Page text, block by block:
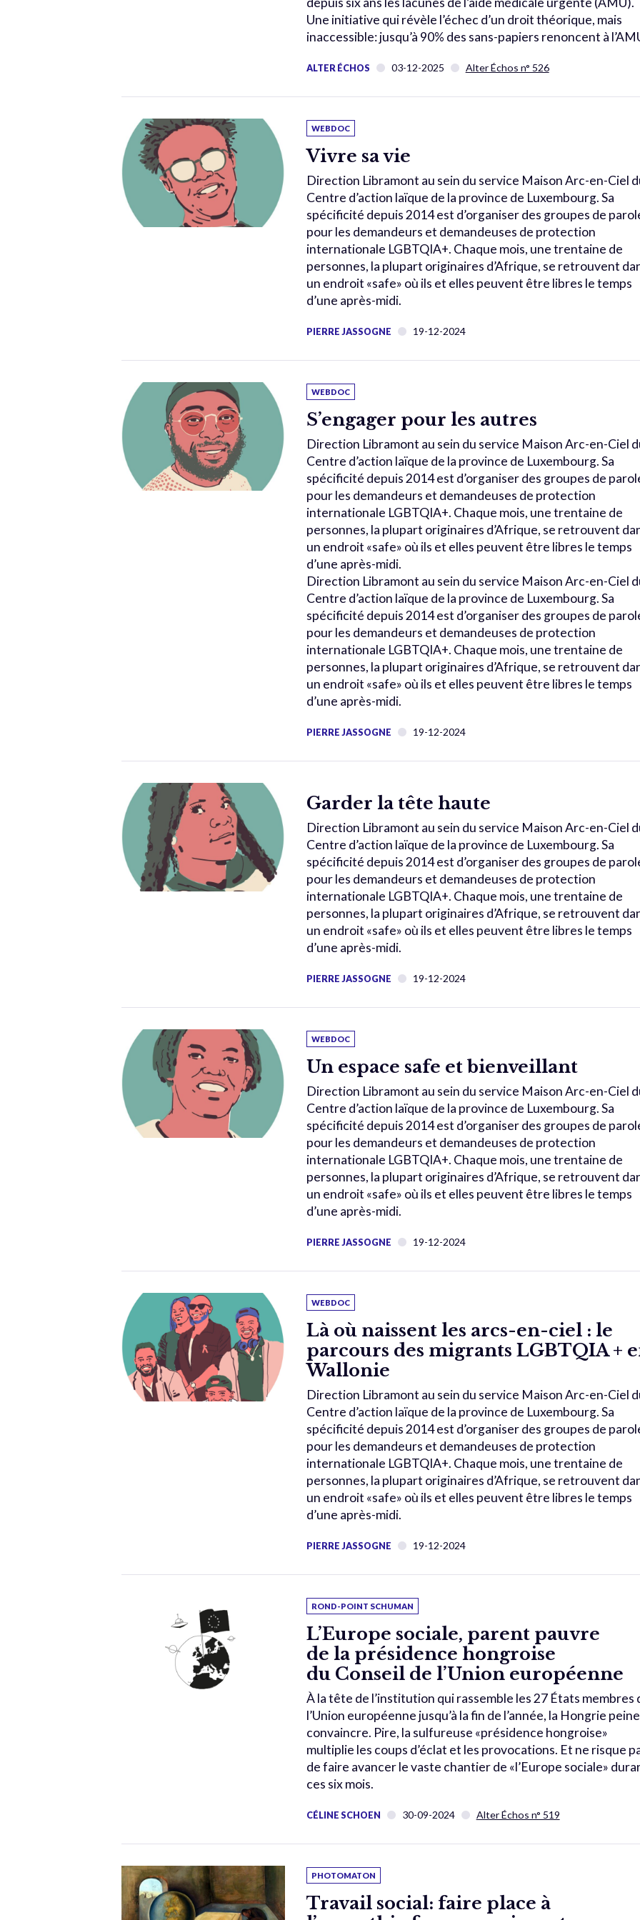
Une initiative qui révèle l’échec d’un droit théorique, mais
inaccessible: jusqu’à 90% des sans-papiers renoncent à
ALTER ÉCHOS 03-12-2025 Alter Échos n° 526
WEBDOC
Vivre sa vie
Direction Libramont au sein du service Maison Arc-en-Ciel
Centre d’action laïque de la province de Luxembourg. Sa
spécificité depuis 2014 est d’organiser des groupes de
pour les demandeurs et demandeuses de protection
internationale LGBTQIA+. Chaque mois, une trentaine de
personnes, la plupart originaires d’Afrique, se retrouvent
un endroit «safe» où ils et elles peuvent être libres le temps
d’une après-midi.
PIERRE JASSOGNE 19-12-2024
WEBDOC
S’engager pour les autres
Direction Libramont au sein du service Maison Arc-en-Ciel
Centre d’action laïque de la province de Luxembourg. Sa
spécificité depuis 2014 est d’organiser des groupes de
pour les demandeurs et demandeuses de protection
internationale LGBTQIA+. Chaque mois, une trentaine de
personnes, la plupart originaires d’Afrique, se retrouvent
un endroit «safe» où ils et elles peuvent être libres le temps
d’une après-midi.
Direction Libramont au sein du service Maison Arc-en-Ciel
Centre d’action laïque de la province de Luxembourg. Sa
spécificité depuis 2014 est d’organiser des groupes de
pour les demandeurs et demandeuses de protection
internationale LGBTQIA+. Chaque mois, une trentaine de
personnes, la plupart originaires d’Afrique, se retrouvent
un endroit «safe» où ils et elles peuvent être libres le temps
d’une après-midi.
PIERRE JASSOGNE 19-12-2024
Garder la tête haute
Direction Libramont au sein du service Maison Arc-en-Ciel
Centre d’action laïque de la province de Luxembourg. Sa
spécificité depuis 2014 est d’organiser des groupes de
pour les demandeurs et demandeuses de protection
internationale LGBTQIA+. Chaque mois, une trentaine de
personnes, la plupart originaires d’Afrique, se retrouvent
un endroit «safe» où ils et elles peuvent être libres le temps
d’une après-midi.
PIERRE JASSOGNE 19-12-2024
WEBDOC
Un espace safe et bienveillant
Direction Libramont au sein du service Maison Arc-en-Ciel
Centre d’action laïque de la province de Luxembourg. Sa
spécificité depuis 2014 est d’organiser des groupes de
pour les demandeurs et demandeuses de protection
internationale LGBTQIA+. Chaque mois, une trentaine de
personnes, la plupart originaires d’Afrique, se retrouvent
un endroit «safe» où ils et elles peuvent être libres le temps
d’une après-midi.
PIERRE JASSOGNE 19-12-2024
WEBDOC
Là où naissent les arcs-en-ciel : le
parcours des migrants LGBTQIA +
Wallonie
Direction Libramont au sein du service Maison Arc-en-Ciel
Centre d’action laïque de la province de Luxembourg. Sa
spécificité depuis 2014 est d’organiser des groupes de
pour les demandeurs et demandeuses de protection
internationale LGBTQIA+. Chaque mois, une trentaine de
personnes, la plupart originaires d’Afrique, se retrouvent
un endroit «safe» où ils et elles peuvent être libres le temps
d’une après-midi.
PIERRE JASSOGNE 19-12-2024
ROND-POINT SCHUMAN
L’Europe sociale, parent pauvre
de la présidence hongroise
du Conseil de l’Union européenne
À la tête de l’institution qui rassemble les 27 États membres
l’Union européenne jusqu’à la fin de l’année, la Hongrie
convaincre. Pire, la sulfureuse «présidence hongroise»
multiplie les coups d’éclat et les provocations. Et ne risque
de faire avancer le vaste chantier de «l’Europe sociale»
ces six mois.
CÉLINE SCHOEN 30-09-2024 Alter Échos n° 519
PHOTOMATON
Travail social: faire place à